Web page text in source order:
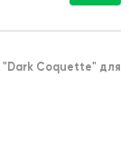
"Dark Coquette" для